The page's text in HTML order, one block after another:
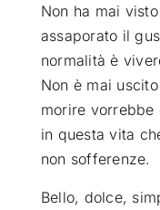
Non ha mai
assaporato il
normalità è
Non è mai
morire vorrebbe
in questa vita
non sofferenze.
Bello, dolce,